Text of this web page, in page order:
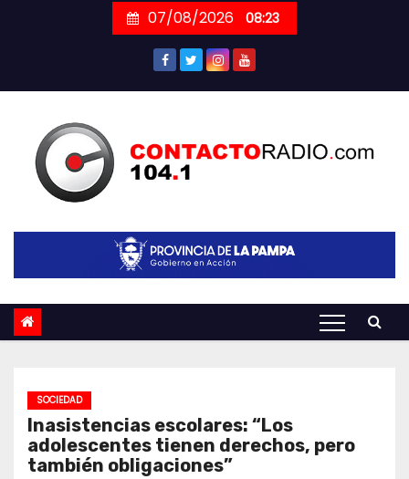
07/08/2026 08:23
SOCIEDAD
Inasistencias escolares: “Los
adolescentes tienen derechos, pero
también obligaciones”